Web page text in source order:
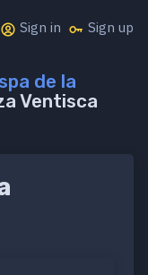
Sign in Sign up
de la
Ventisca